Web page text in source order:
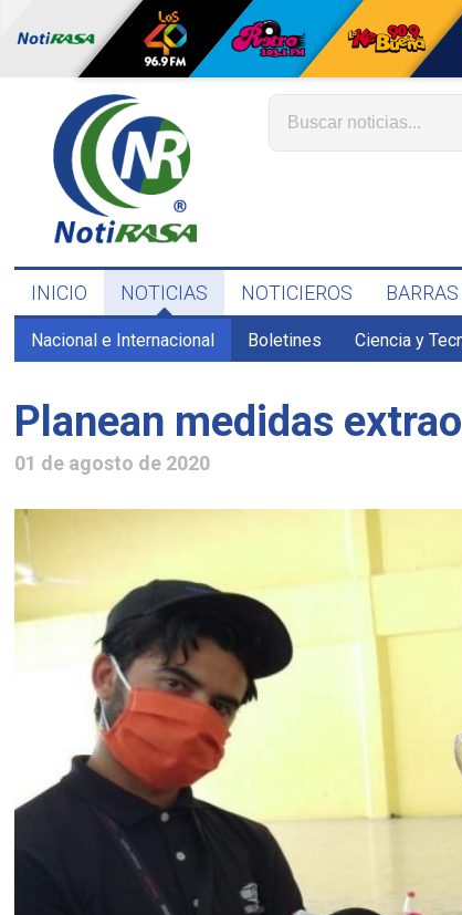
INICIO NOTICIAS NOTICIEROS
Nacional e Internacional Boletines Ciencia y
Planean medidas
01 de agosto de 2020